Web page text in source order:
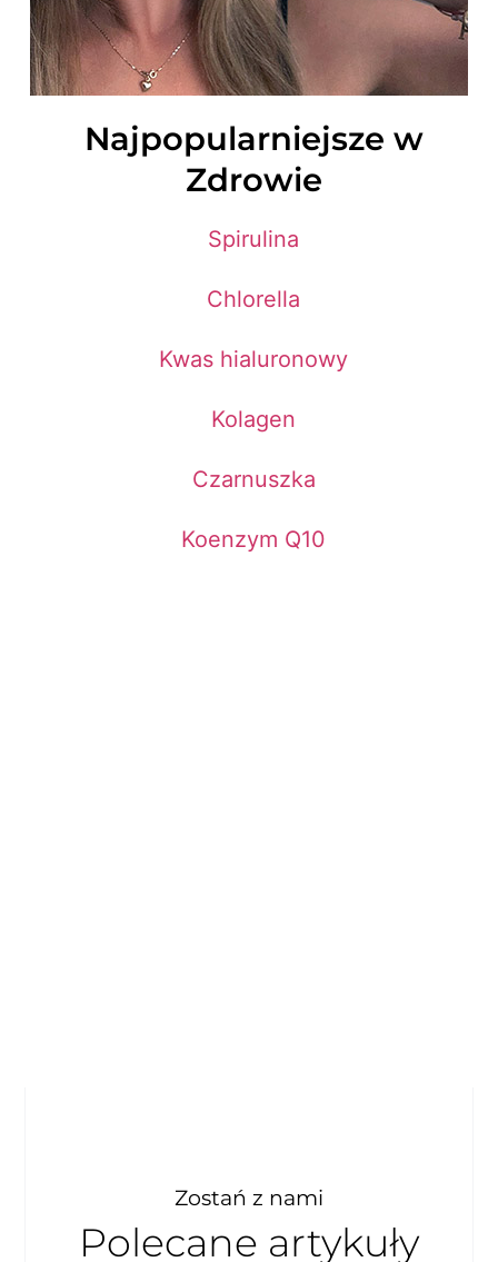
Najpopularniejsze w
Zdrowie
Spirulina
Chlorella
Kwas hialuronowy
Kolagen
Czarnuszka
Koenzym Q10
Zostań z nami
Polecane artykuły